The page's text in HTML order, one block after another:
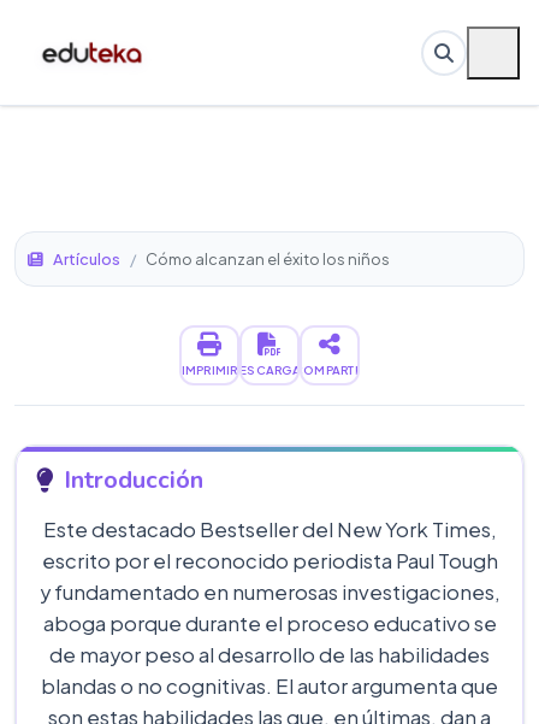
Artículos / Cómo alcanzan el éxito los niños
IMPRIMIRDESCARGARCOMPARTIR
Introducción
Este destacado Bestseller del New York Times,
escrito por el reconocido periodista Paul Tough
y fundamentado en numerosas investigaciones,
aboga porque durante el proceso educativo se
de mayor peso al desarrollo de las habilidades
blandas o no cognitivas. El autor argumenta que
son estas habilidades las que, en últimas, dan a